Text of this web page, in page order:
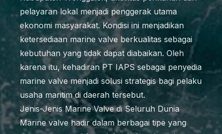
pelayaran lokal menjadi penggerak utama
ekonomi masyarakat. Kondisi ini menjadikan
ketersediaan marine valve berkualitas sebagai
kebutuhan yang tidak dapat diabaikan. Oleh
karena itu, kehadiran PT IAPS sebagai penyedia
marine valve menjadi solusi strategis bagi pelaku
usaha maritim di daerah tersebut.
Jenis-Jenis Marine Valve di Seluruh Dunia
Marine valve hadir dalam berbagai tipe yang